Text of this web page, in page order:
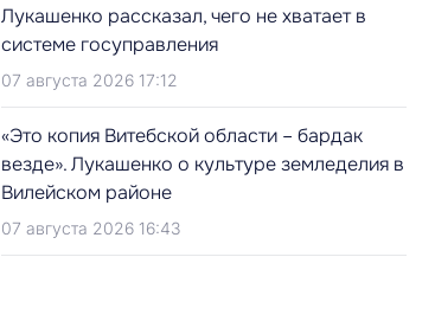
Лукашенко рассказал, чего не хватает в
системе госуправления
07 августа 2026 17:12
«Это копия Витебской области – бардак
везде». Лукашенко о культуре земледелия в
Вилейском районе
07 августа 2026 16:43